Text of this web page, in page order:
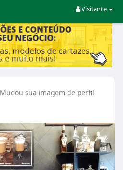
Visitante
Mudou sua imagem de perfil